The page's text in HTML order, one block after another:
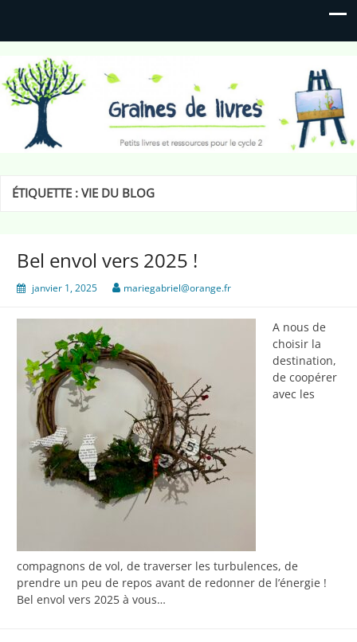
Graines de livres
Petits livres et ressources pour le cycle 2
ÉTIQUETTE :VIE DU BLOG
Bel envol vers 2025 !
janvier 1, 2025 mariegabriel@orange.fr
A nous de
choisir la
destination,
de coopérer
avec les
compagnons de vol, de traverser les turbulences, de
prendre un peu de repos avant de redonner de l’énergie !
Bel envol vers 2025 à vous…